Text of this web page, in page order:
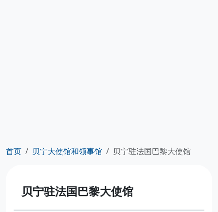
首页 贝宁大使馆和领事馆 贝宁驻法国巴黎大使馆
贝宁驻法国巴黎大使馆